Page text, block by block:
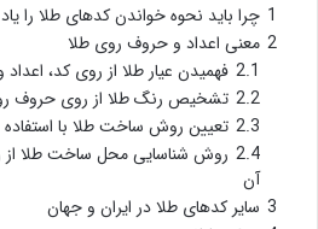
1 چرا باید نحوه خواندن کدهای طلا را
2 معنی اعداد و حروف روی طلا
2.1 فهمیدن عیار طلا از روی کد،
2.2 تشخیص رنگ طلا از روی حروف
2.3 تعیین روش ساخت طلا با
2.4 روش شناسایی محل ساخت طلا
آن
3 سایر کدهای طلا در ایران و جهان